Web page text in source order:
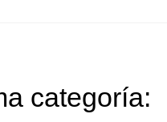
categoría: